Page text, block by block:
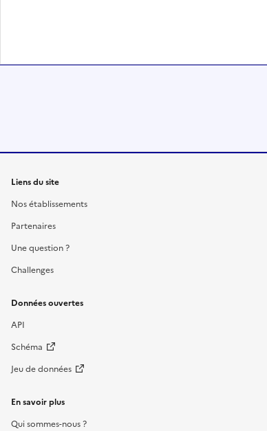
Liens du site
Nos établissements
Partenaires
Une question ?
Challenges
Données ouvertes
API
Schéma
Jeu de données
En savoir plus
Qui sommes-nous ?